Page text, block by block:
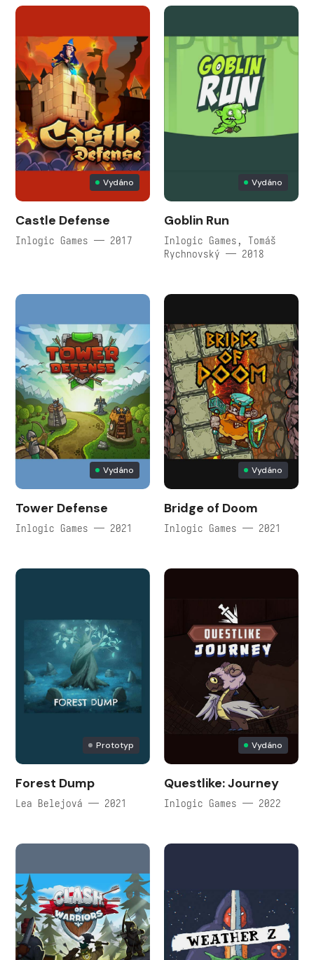
Vydáno
Castle Defense
Inlogic Games — 2017
Vydáno
Goblin Run
Inlogic Games, Tomáš
Rychnovský — 2018
Vydáno
Tower Defense
Inlogic Games — 2021
Vydáno
Bridge of Doom
Inlogic Games — 2021
Prototyp
Forest Dump
Lea Belejová — 2021
Vydáno
Questlike: Journey
Inlogic Games — 2022